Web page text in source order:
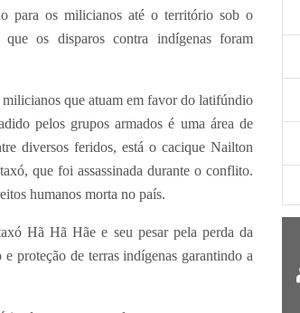
para os milicianos até o território sob o
que os disparos contra indígenas foram
que atuam em favor do latifúndio
pelos grupos armados é uma área de
diversos feridos, está o cacique Nailton
que foi assassinada durante o conflito.
humanos morta no país.
Hã Hãe e seu pesar pela perda da
proteção de terras indígenas garantindo a